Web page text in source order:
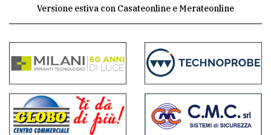
MENU
commenti
Contenuti
del
sito
Versione estiva con Casateonline e Merateonline